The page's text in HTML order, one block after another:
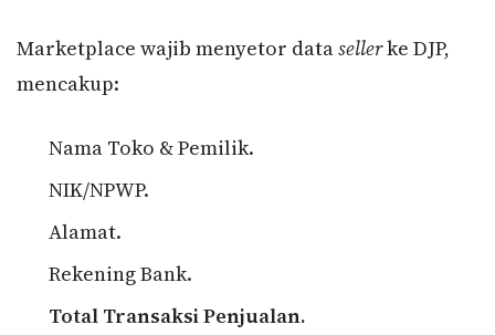
Marketplace wajib menyetor datasellerke DJP,
mencakup:
Nama Toko & Pemilik.
NIK/NPWP.
Alamat.
Rekening Bank.
Total Transaksi Penjualan.